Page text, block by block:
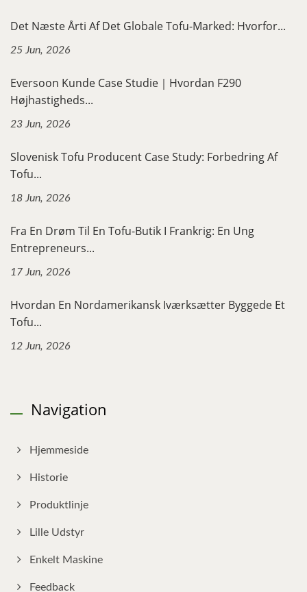
Det Næste Årti Af Det Globale Tofu-Marked: Hvorfor...
25 Jun, 2026
Eversoon Kunde Case Studie｜Hvordan F290
Højhastigheds...
23 Jun, 2026
Slovenisk Tofu Producent Case Study: Forbedring Af
Tofu...
18 Jun, 2026
Fra En Drøm Til En Tofu-Butik I Frankrig: En Ung
Entrepreneurs...
17 Jun, 2026
Hvordan En Nordamerikansk Iværksætter Byggede Et
Tofu...
12 Jun, 2026
Navigation
Hjemmeside
Historie
Produktlinje
Lille Udstyr
Enkelt Maskine
Feedback